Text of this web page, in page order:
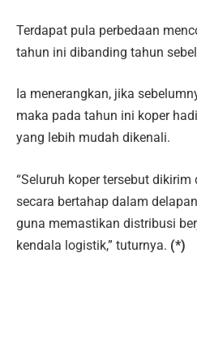
Terdapat pula perbedaan
tahun ini dibanding tahun
Ia menerangkan, jika
maka pada tahun ini koper
yang lebih mudah dikenali.
“Seluruh koper tersebut
secara bertahap dalam
guna memastikan distribusi
kendala logistik,” tuturnya. (*)